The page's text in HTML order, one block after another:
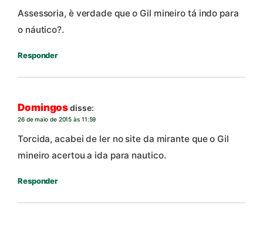
Assessoria, è verdade que o Gil mineiro tá indo para
o náutico?.
Responder
Domingosdisse:
26 de maio de 2015 às 11:59
Torcida, acabei de ler no site da mirante que o Gil
mineiro acertou a ida para nautico.
Responder